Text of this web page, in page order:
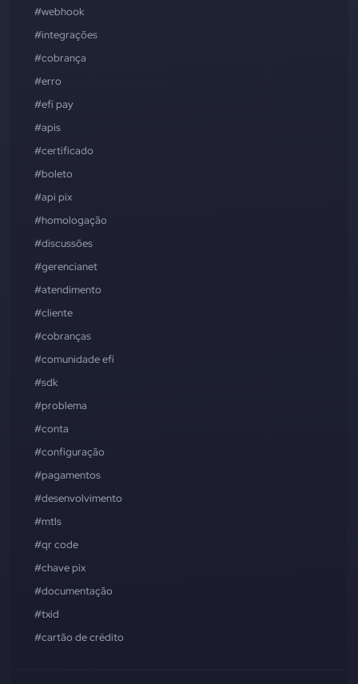
#webhook
#integrações
#cobrança
#erro
#efí pay
#apis
#certificado
#boleto
#api pix
#homologação
#discussões
#gerencianet
#atendimento
#cliente
#cobranças
#comunidade efí
#sdk
#problema
#conta
#configuração
#pagamentos
#desenvolvimento
#mtls
#qr code
#chave pix
#documentação
#txid
#cartão de crédito